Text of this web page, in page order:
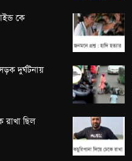
কে
দুর্ঘটনায়
রাখা ছিল